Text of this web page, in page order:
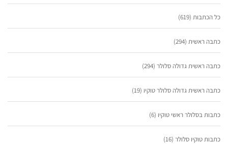
כל הכתבות (619)
כתבה ראשית (294)
כתבה ראשית גדולה סלולר (294)
כתבה ראשית גדולה סלולר טוקיו (19)
כתבות בסלולר ראשי טוקיו (6)
כתבות טוקיו סלולר (16)